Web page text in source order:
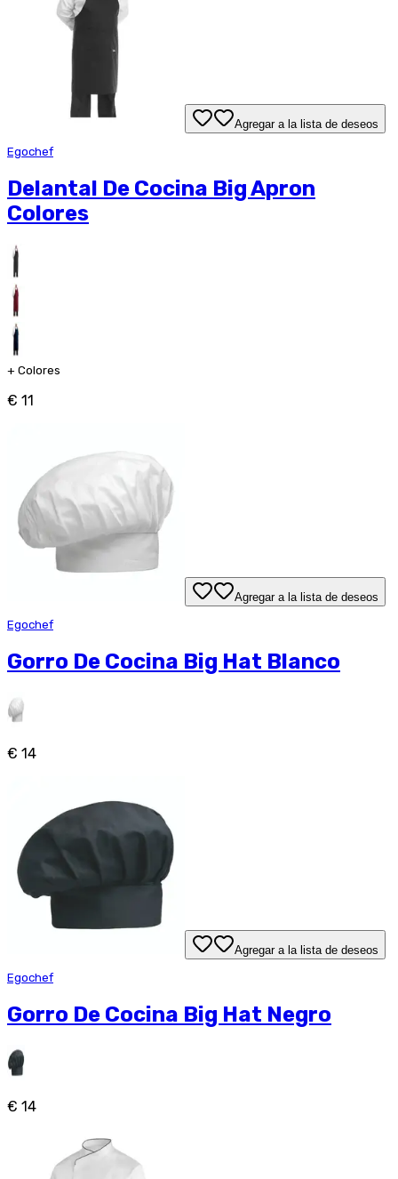
Agregar a la lista de deseos
Egochef
Delantal De Cocina Big Apron
Colores
+ Colores
€ 11
Agregar a la lista de deseos
Egochef
Gorro De Cocina Big Hat Blanco
€ 14
Agregar a la lista de deseos
Egochef
Gorro De Cocina Big Hat Negro
€ 14